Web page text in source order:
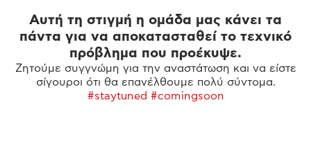
Αυτή τη στιγμή η ομάδα μας κάνει τα
πάντα για να αποκατασταθεί το τεχνικό
πρόβλημα που προέκυψε.
Ζητούμε συγγνώμη για την αναστάτωση και να είστε
σίγουροι ότι θα επανέλθουμε πολύ σύντομα.
#staytuned #comingsoon